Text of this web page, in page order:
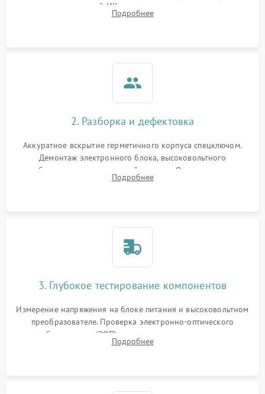
проверка встроенной ИК-подсветки и механизма выверки
прицельной сетки. Выявление видимых дефектов оптики и
Подробнее
2. Разборка и дефектовка
Аккуратное вскрытие герметичного корпуса спецключом.
Демонтаж электронного блока, высоковольтного
преобразователя и оптической системы. Осмотр контактов
на окисление и проверка целостности уплотнительных
Подробнее
3. Глубокое тестирование компонентов
Измерение напряжения на блоке питания и высоковольтном
преобразователе. Проверка электронно-оптического
преобразователя (ЭОП) на стенде на предмет эмиссии,
шумов и засветок. Диагностика микросхем цифровых
Подробнее